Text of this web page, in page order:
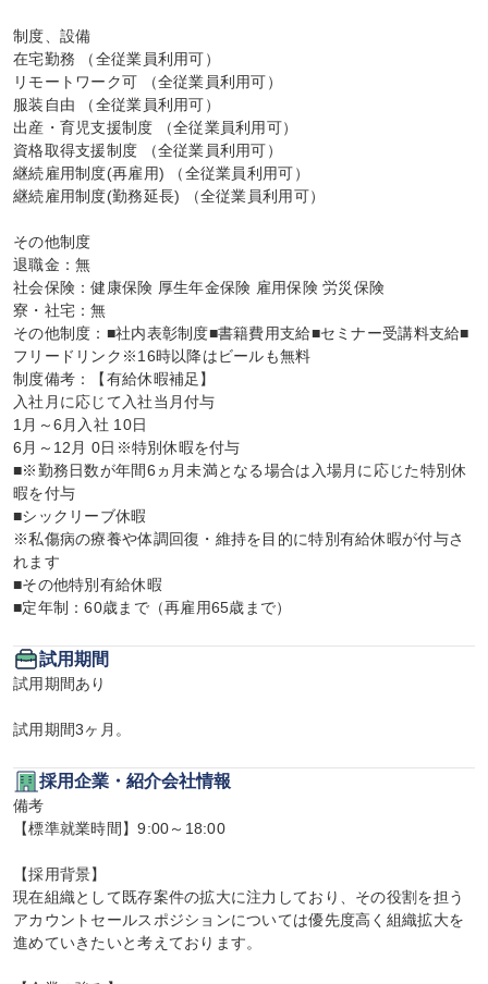
制度、設備
在宅勤務 （全従業員利用可）
リモートワーク可 （全従業員利用可）
服装自由 （全従業員利用可）
出産・育児支援制度 （全従業員利用可）
資格取得支援制度 （全従業員利用可）
継続雇用制度(再雇用) （全従業員利用可）
継続雇用制度(勤務延長) （全従業員利用可）
その他制度
退職金：無
社会保険：健康保険 厚生年金保険 雇用保険 労災保険
寮・社宅：無
その他制度：■社内表彰制度■書籍費用支給■セミナー受講料支給■
フリードリンク※16時以降はビールも無料
制度備考：【有給休暇補足】
入社月に応じて入社当月付与
1月～6月入社 10日
6月～12月 0日※特別休暇を付与
■※勤務日数が年間6ヵ月未満となる場合は入場月に応じた特別休
暇を付与
■シックリーブ休暇
※私傷病の療養や体調回復・維持を目的に特別有給休暇が付与さ
れます
■その他特別有給休暇
■定年制：60歳まで（再雇用65歳まで）
試用期間
試用期間あり
試用期間3ヶ月。
採用企業・紹介会社情報
備考
【標準就業時間】9:00～18:00
【採用背景】
現在組織として既存案件の拡大に注力しており、その役割を担う
アカウントセールスポジションについては優先度高く組織拡大を
進めていきたいと考えております。